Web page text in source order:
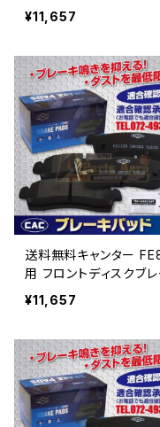
ーキパッド左右 ＰＡ513
（CAC）/専用グリス付Ｗ
¥11,657
送料無料キャンター
用 フロントディスクブレー
キパッド左右 ＰＡ513 （
C）/専用グリス付Ｗキャ
¥11,657